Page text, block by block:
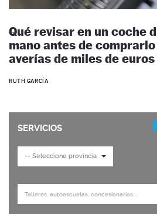
Qué revisar en un coche
mano antes de
averías de miles de euros
RUTH GARCÍA